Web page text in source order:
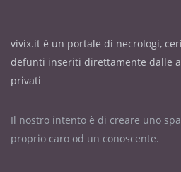
vivix.it è un portale di necrologi,
defunti inseriti direttamente dalle
privati
Il nostro intento è di creare uno
proprio caro od un conoscente.